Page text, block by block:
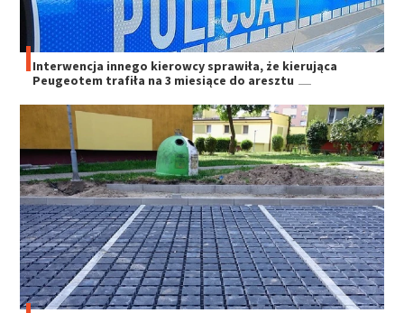
Interwencja innego kierowcy sprawiła, że kierująca
Peugeotem trafiła na 3 miesiące do aresztu